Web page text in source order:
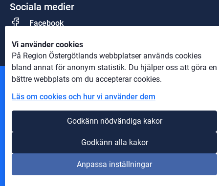
Vi använder cookies
På Region Östergötlands webbplatser används cookies
bland annat för anonym statistik. Du hjälper oss att göra en
bättre webbplats om du accepterar cookies.
Läs om cookies och hur vi använder dem
Godkänn nödvändiga kakor
Godkänn alla kakor
Anpassa inställningar
Sociala medier
Facebook
Information om cookies
Om webbplatsen
Tillgänglighet på webbplatsen